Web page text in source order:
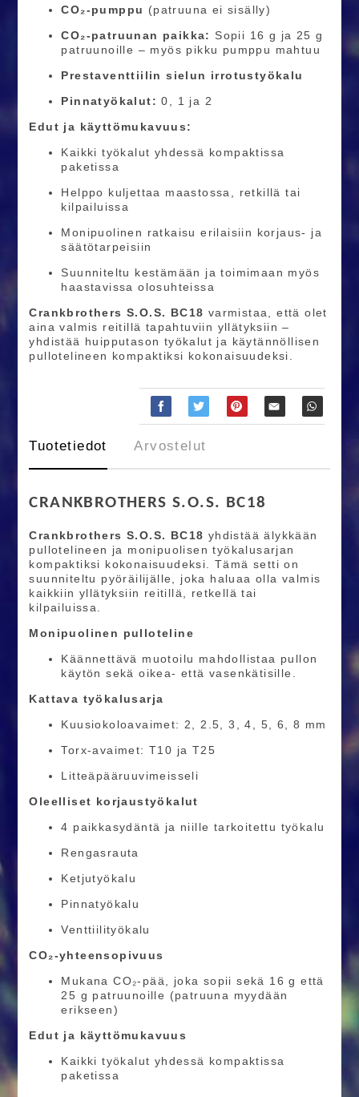
CO₂-pumppu (patruuna ei sisälly)
CO₂-patruunan paikka: Sopii 16 g ja 25 g
patruunoille – myös pikku pumppu mahtuu
Prestaventtiilin sielun irrotustyökalu
Pinnatyökalut: 0, 1 ja 2
Edut ja käyttömukavuus:
Kaikki työkalut yhdessä kompaktissa
paketissa
Helppo kuljettaa maastossa, retkillä tai
kilpailuissa
Monipuolinen ratkaisu erilaisiin korjaus- ja
säätötarpeisiin
Suunniteltu kestämään ja toimimaan myös
haastavissa olosuhteissa
Crankbrothers S.O.S. BC18 varmistaa, että olet
aina valmis reitillä tapahtuviin yllätyksiin –
yhdistää huipputason työkalut ja käytännöllisen
pullotelineen kompaktiksi kokonaisuudeksi.
Tuotetiedot Arvostelut
CRANKBROTHERS S.O.S. BC18
Crankbrothers S.O.S. BC18 yhdistää älykkään
pullotelineen ja monipuolisen työkalusarjan
kompaktiksi kokonaisuudeksi. Tämä setti on
suunniteltu pyöräilijälle, joka haluaa olla valmis
kaikkiin yllätyksiin reitillä, retkellä tai
kilpailuissa.
Monipuolinen pulloteline
Käännettävä muotoilu mahdollistaa pullon
käytön sekä oikea- että vasenkätisille.
Kattava työkalusarja
Kuusiokoloavaimet: 2, 2.5, 3, 4, 5, 6, 8 mm
Torx-avaimet: T10 ja T25
Litteäpääruuvimeisseli
Oleelliset korjaustyökalut
4 paikkasydäntä ja niille tarkoitettu työkalu
Rengasrauta
Ketjutyökalu
Pinnatyökalu
Venttiilityökalu
CO₂-yhteensopivuus
Mukana CO₂-pää, joka sopii sekä 16 g että
25 g patruunoille (patruuna myydään
erikseen)
Edut ja käyttömukavuus
Kaikki työkalut yhdessä kompaktissa
paketissa